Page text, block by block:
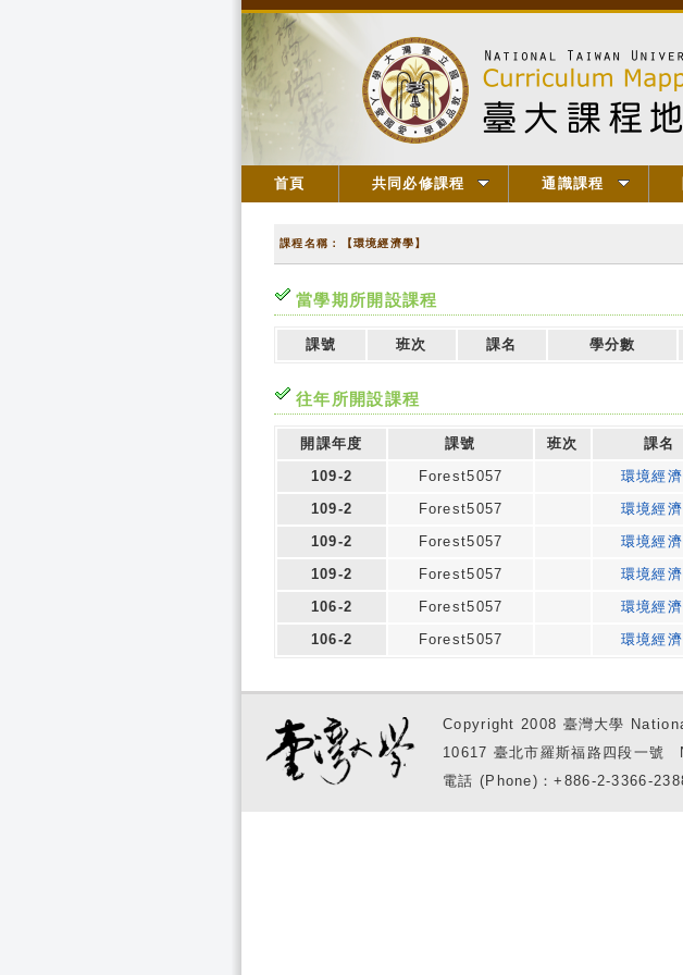
首頁 共同必修課程 通識課程
課程名稱：【環境經濟學】
當學期所開設課程
課號 班次 課名 學分數
往年所開設課程
開課年度 課號 班次 課名
109-2
Forest5057 環境經
109-2
Forest5057 環境經
109-2
Forest5057 環境經
109-2
Forest5057 環境經
106-2
Forest5057 環境經
106-2
Forest5057 環境經
Copyright 2008 臺灣大學
10617 臺北市羅斯福路四段一
電話 (Phone)：+886-2-3366-